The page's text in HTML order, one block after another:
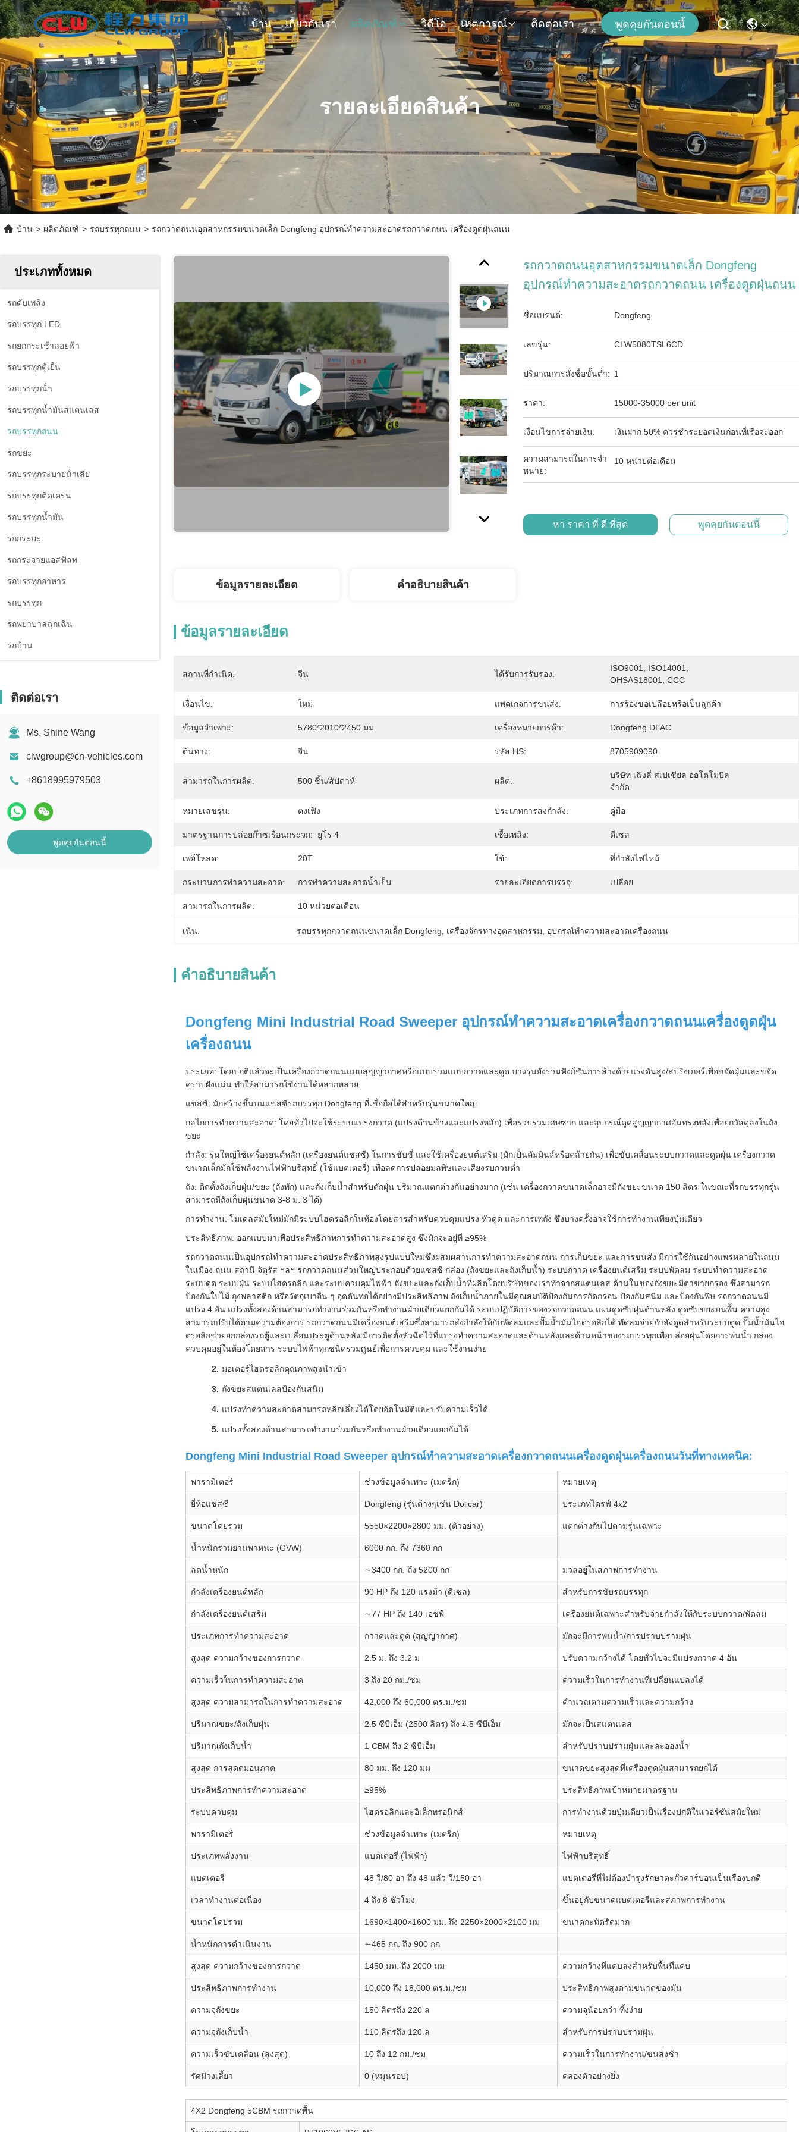
บ้าน เกี่ยวกับเรา ผลิตภัณฑ์ วิดีโอ เหตุการณ์ ติดต่อเรา พูดคุยกันตอนนี้
รายละเอียดสินค้า
บ้าน > ผลิตภัณฑ์ > รถบรรทุกถนน > รถกวาดถนนอุตสาหกรรมขนาดเล็ก Dongfeng อุปกรณ์ทำความสะอาดรถกวาดถนน เครื่องดูดฝุ่นถนน
ประเภททั้งหมด
รถดับเพลิง
รถบรรทุก LED
รถยกกระเช้าลอยฟ้า
รถบรรทุกตู้เย็น
รถบรรทุกน้ํา
รถบรรทุกน้ำมันสแตนเลส
รถบรรทุกถนน
รถขยะ
รถบรรทุกระบายน้ําเสีย
รถบรรทุกติดเครน
รถบรรทุกน้ำมัน
รถกระบะ
รถกระจายแอสฟัลท
รถบรรทุกอาหาร
รถบรรทุก
รถพยาบาลฉุกเฉิน
รถบ้าน
ติดต่อเรา
Ms. Shine Wang
clwgroup@cn-vehicles.com
+8618995979503
พูดคุยกันตอนนี้
รถกวาดถนนอุตสาหกรรมขนาดเล็ก Dongfeng
อุปกรณ์ทำความสะอาดรถกวาดถนน เครื่องดูดฝุ่นถนน
ชื่อแบรนด์: Dongfeng
เลขรุ่น: CLW5080TSL6CD
ปริมาณการสั่งซื้อขั้นต่ำ: 1
ราคา: 15000-35000 per unit
เงื่อนไขการจ่ายเงิน: เงินฝาก 50% ควรชำระยอดเงินก่อนที่เรือจะออก
ความสามารถในการจํา
หน่าย:
10 หน่วยต่อเดือน
หา ราคา ที่ ดี ที่สุด พูดคุยกันตอนนี้
ข้อมูลรายละเอียด คําอธิบายสินค้า
ข้อมูลรายละเอียด
สถานที่กำเนิด: จีน ได้รับการรับรอง:
ISO9001, ISO14001,
OHSAS18001, CCC
เงื่อนไข: ใหม่ แพคเกจการขนส่ง: การร้องขอเปลือยหรือเป็นลูกค้า
ข้อมูลจำเพาะ: 5780*2010*2450 มม. เครื่องหมายการค้า: Dongfeng DFAC
ต้นทาง: จีน รหัส HS: 8705909090
สามารถในการผลิต: 500 ชิ้น/สัปดาห์ ผลิต:
บริษัท เฉิงลี่ สเปเชียล ออโตโมบิล
จำกัด
หมายเลขรุ่น: ตงเฟิง ประเภทการส่งกำลัง: คู่มือ
มาตรฐานการปล่อยก๊าซเรือนกระจก: ยูโร 4 เชื้อเพลิง: ดีเซล
เพย์โหลด: 20T ใช้: ที่กำลังไฟไหม้
กระบวนการทำความสะอาด: การทำความสะอาดน้ำเย็น รายละเอียดการบรรจุ: เปลือย
สามารถในการผลิต: 10 หน่วยต่อเดือน
เน้น: รถบรรทุกกวาดถนนขนาดเล็ก Dongfeng เครื่องจักรทางอุตสาหกรรม อุปกรณ์ทําความสะอาดเครื่องถนน
คําอธิบายสินค้า
Dongfeng Mini Industrial Road Sweeper อุปกรณ์ทำความสะอาดเครื่องกวาดถนนเครื่องดูดฝุ่น
เครื่องถนน
ประเภท: โดยปกติแล้วจะเป็นเครื่องกวาดถนนแบบสุญญากาศหรือแบบรวมแบบกวาดและดูด บางรุ่นยังรวมฟังก์ชันการล้างด้วยแรงดันสูง/สปริงเกอร์เพื่อขจัดฝุ่นและขจัด
คราบฝังแน่น ทำให้สามารถใช้งานได้หลากหลาย
แชสซี: มักสร้างขึ้นบนแชสซีรถบรรทุก Dongfeng ที่เชื่อถือได้สำหรับรุ่นขนาดใหญ่
กลไกการทำความสะอาด: โดยทั่วไปจะใช้ระบบแปรงกวาด (แปรงด้านข้างและแปรงหลัก) เพื่อรวบรวมเศษซาก และอุปกรณ์ดูดสูญญากาศอันทรงพลังเพื่อยกวัสดุลงในถัง
ขยะ
กำลัง: รุ่นใหญ่ใช้เครื่องยนต์หลัก (เครื่องยนต์แชสซี) ในการขับขี่ และใช้เครื่องยนต์เสริม (มักเป็นคัมมินส์หรือคล้ายกัน) เพื่อขับเคลื่อนระบบกวาดและดูดฝุ่น เครื่องกวาด
ขนาดเล็กมักใช้พลังงานไฟฟ้าบริสุทธิ์ (ใช้แบตเตอรี่) เพื่อลดการปล่อยมลพิษและเสียงรบกวนต่ำ
ถัง: ติดตั้งถังเก็บฝุ่น/ขยะ (ถังพัก) และถังเก็บน้ำสำหรับดักฝุ่น ปริมาณแตกต่างกันอย่างมาก (เช่น เครื่องกวาดขนาดเล็กอาจมีถังขยะขนาด 150 ลิตร ในขณะที่รถบรรทุกรุ่น
สามารถมีถังเก็บฝุ่นขนาด 3-8 ม. 3 ได้)
การทำงาน: โมเดลสมัยใหม่มักมีระบบไฮดรอลิกในห้องโดยสารสำหรับควบคุมแปรง หัวดูด และการเทถัง ซึ่งบางครั้งอาจใช้การทำงานเพียงปุ่มเดียว
ประสิทธิภาพ: ออกแบบมาเพื่อประสิทธิภาพการทำความสะอาดสูง ซึ่งมักจะอยู่ที่ ≥95%
รถกวาดถนนเป็นอุปกรณ์ทำความสะอาดประสิทธิภาพสูงรูปแบบใหม่ซึ่งผสมผสานการทำความสะอาดถนน การเก็บขยะ และการขนส่ง มีการใช้กันอย่างแพร่หลายในถนน
ในเมือง ถนน สถานี จัตุรัส ฯลฯ รถกวาดถนนส่วนใหญ่ประกอบด้วยแชสซี กล่อง (ถังขยะและถังเก็บน้ำ) ระบบกวาด เครื่องยนต์เสริม ระบบพัดลม ระบบทำความสะอาด
ระบบดูด ระบบฝุ่น ระบบไฮดรอลิก และระบบควบคุมไฟฟ้า ถังขยะและถังเก็บน้ำที่ผลิตโดยบริษัทของเราทำจากสแตนเลส ด้านในของถังขยะมีตาข่ายกรอง ซึ่งสามารถ
ป้องกันใบไม้ ถุงพลาสติก หรือวัตถุเบาอื่น ๆ อุดตันท่อได้อย่างมีประสิทธิภาพ ถังเก็บน้ำภายในมีคุณสมบัติป้องกันการกัดกร่อน ป้องกันสนิม และป้องกันพิษ รถกวาดถนนมี
แปรง 4 อัน แปรงทั้งสองด้านสามารถทำงานร่วมกันหรือทำงานฝ่ายเดียวแยกกันได้ ระบบปฏิบัติการของรถกวาดถนน แผ่นดูดซับฝุ่นด้านหลัง ดูดซับขยะบนพื้น ความสูง
สามารถปรับได้ตามความต้องการ รถกวาดถนนมีเครื่องยนต์เสริมซึ่งสามารถส่งกำลังให้กับพัดลมและปั๊มน้ำมันไฮดรอลิกได้ พัดลมจ่ายกำลังดูดสำหรับระบบดูด ปั๊มน้ำมันไฮ
ดรอลิกช่วยยกกล่องรถตู้และเปลี่ยนประตูด้านหลัง มีการติดตั้งหัวฉีดไว้ที่แปรงทำความสะอาดและด้านหลังและด้านหน้าของรถบรรทุกเพื่อปล่อยฝุ่นโดยการพ่นน้ำ กล่อง
ควบคุมอยู่ในห้องโดยสาร ระบบไฟฟ้าทุกชนิดรวมศูนย์เพื่อการควบคุม และใช้งานง่าย
มอเตอร์ไฮดรอลิกคุณภาพสูงนำเข้า
ถังขยะสแตนเลสป้องกันสนิม
แปรงทำความสะอาดสามารถหลีกเลี่ยงได้โดยอัตโนมัติและปรับความเร็วได้
แปรงทั้งสองด้านสามารถทำงานร่วมกันหรือทำงานฝ่ายเดียวแยกกันได้
Dongfeng Mini Industrial Road Sweeper อุปกรณ์ทำความสะอาดเครื่องกวาดถนนเครื่องดูดฝุ่นเครื่องถนนวันที่ทางเทคนิค:
พารามิเตอร์ ช่วงข้อมูลจำเพาะ (เมตริก) หมายเหตุ
ยี่ห้อแชสซี Dongfeng (รุ่นต่างๆเช่น Dolicar) ประเภทไดรฟ์ 4x2
ขนาดโดยรวม 5550×2200×2800 มม. (ตัวอย่าง) แตกต่างกันไปตามรุ่นเฉพาะ
น้ำหนักรวมยานพาหนะ (GVW) 6000 กก. ถึง 7360 กก
ลดน้ำหนัก ∼3400 กก. ถึง 5200 กก มวลอยู่ในสภาพการทำงาน
กำลังเครื่องยนต์หลัก 90 HP ถึง 120 แรงม้า (ดีเซล) สำหรับการขับรถบรรทุก
กำลังเครื่องยนต์เสริม ∼77 HP ถึง 140 เอชพี เครื่องยนต์เฉพาะสำหรับจ่ายกำลังให้กับระบบกวาด/พัดลม
ประเภทการทำความสะอาด กวาดและดูด (สุญญากาศ) มักจะมีการพ่นน้ำ/การปราบปรามฝุ่น
สูงสุด ความกว้างของการกวาด 2.5 ม. ถึง 3.2 ม ปรับความกว้างได้ โดยทั่วไปจะมีแปรงกวาด 4 อัน
ความเร็วในการทำความสะอาด 3 ถึง 20 กม./ชม ความเร็วในการทำงานที่เปลี่ยนแปลงได้
สูงสุด ความสามารถในการทำความสะอาด 42,000 ถึง 60,000 ตร.ม./ชม คำนวณตามความเร็วและความกว้าง
ปริมาณขยะ/ถังเก็บฝุ่น 2.5 ซีบีเอ็ม (2500 ลิตร) ถึง 4.5 ซีบีเอ็ม มักจะเป็นสแตนเลส
ปริมาณถังเก็บน้ำ 1 CBM ถึง 2 ซีบีเอ็ม สำหรับปราบปรามฝุ่นและละอองน้ำ
สูงสุด การสูดดมอนุภาค 80 มม. ถึง 120 มม ขนาดขยะสูงสุดที่เครื่องดูดฝุ่นสามารถยกได้
ประสิทธิภาพการทำความสะอาด ≥95% ประสิทธิภาพเป้าหมายมาตรฐาน
ระบบควบคุม ไฮดรอลิกและอิเล็กทรอนิกส์ การทำงานด้วยปุ่มเดียวเป็นเรื่องปกติในเวอร์ชันสมัยใหม่
พารามิเตอร์ ช่วงข้อมูลจำเพาะ (เมตริก) หมายเหตุ
ประเภทพลังงาน แบตเตอรี่ (ไฟฟ้า) ไฟฟ้าบริสุทธิ์
แบตเตอรี่ 48 วี/80 อา ถึง 48 แล้ว วี/150 อา แบตเตอรี่ที่ไม่ต้องบำรุงรักษาตะกั่วคาร์บอนเป็นเรื่องปกติ
เวลาทำงานต่อเนื่อง 4 ถึง 8 ชั่วโมง ขึ้นอยู่กับขนาดแบตเตอรี่และสภาพการทำงาน
ขนาดโดยรวม 1690×1400×1600 มม. ถึง 2250×2000×2100 มม ขนาดกะทัดรัดมาก
น้ำหนักการดำเนินงาน ∼465 กก. ถึง 900 กก
สูงสุด ความกว้างของการกวาด 1450 มม. ถึง 2000 มม ความกว้างที่แคบลงสำหรับพื้นที่แคบ
ประสิทธิภาพการทำงาน 10,000 ถึง 18,000 ตร.ม./ชม ประสิทธิภาพสูงตามขนาดของมัน
ความจุถังขยะ 150 ลิตรถึง 220 ล ความจุน้อยกว่า ทิ้งง่าย
ความจุถังเก็บน้ำ 110 ลิตรถึง 120 ล สำหรับการปราบปรามฝุ่น
ความเร็วขับเคลื่อน (สูงสุด) 10 ถึง 12 กม./ชม ความเร็วในการทำงาน/ขนส่งช้า
รัศมีวงเลี้ยว 0 (หมุนรอบ) คล่องตัวอย่างยิ่ง
4X2 Dongfeng 5CBM รถกวาดพื้น